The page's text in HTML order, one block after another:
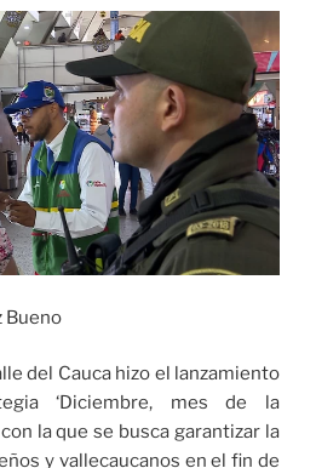
Bueno
del Cauca hizo el lanzamiento
‘Diciembre, mes de la
la que se busca garantizar la
y vallecaucanos en el fin de